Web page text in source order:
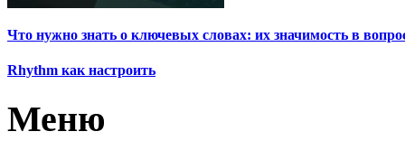
Что нужно знать о ключевых словах: их значимость в
Rhythm как настроить
Меню